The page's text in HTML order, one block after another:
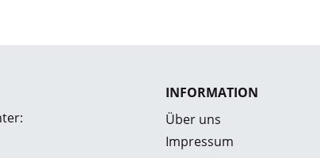
INFORMATION
Über uns
Impressum